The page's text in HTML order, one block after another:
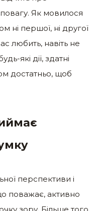
Як мовилося
ні першої, ні другої
любить, навіть не
які дії, здатні
достатньо, щоб
перспективи і
поважає, активно